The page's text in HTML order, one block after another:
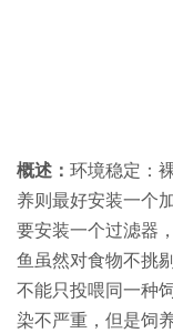
概述： 环境稳定：
养则最好安装一个
要安装一个过滤器
鱼虽然对食物不挑
不能只投喂同一种
染不严重，但是饲